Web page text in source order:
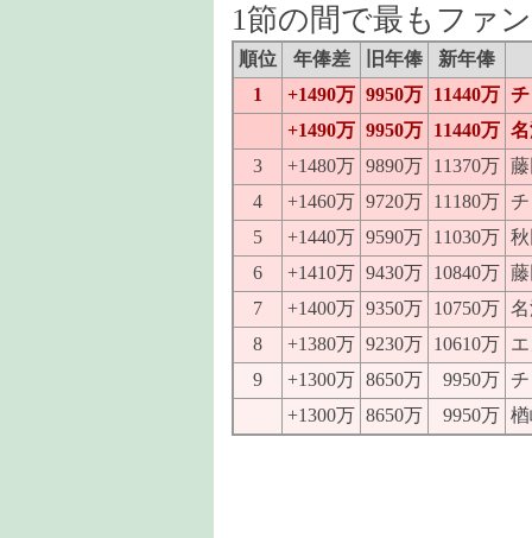
1節の間で最もファ
順位 年俸差 旧年俸
新年俸
1
+1490万 9950万 11440万
+1490万 9950万 11440万
3
+1480万 9890万 11370万
4
+1460万 9720万 11180万
5
+1440万 9590万 11030万
6
+1410万 9430万 10840万
7
+1400万 9350万 10750万
8
+1380万 9230万 10610万
9
+1300万 8650万 9950万
+1300万 8650万 9950万